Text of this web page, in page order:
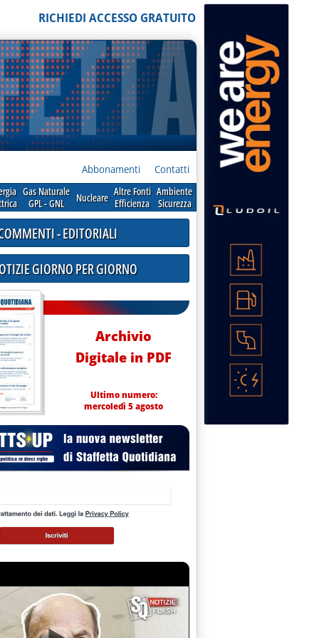
RICHIEDI ACCESSO GRATUITO
Abbonamenti Contatti
Gas Naturale
GPL - GNL
Nucleare Altre Fonti
Efficienza
Ambiente
Sicurezza
- EDITORIALI
GIORNO PER GIORNO
Archivio
Digitale in PDF
Ultimo numero:
mercoledì 5 agosto